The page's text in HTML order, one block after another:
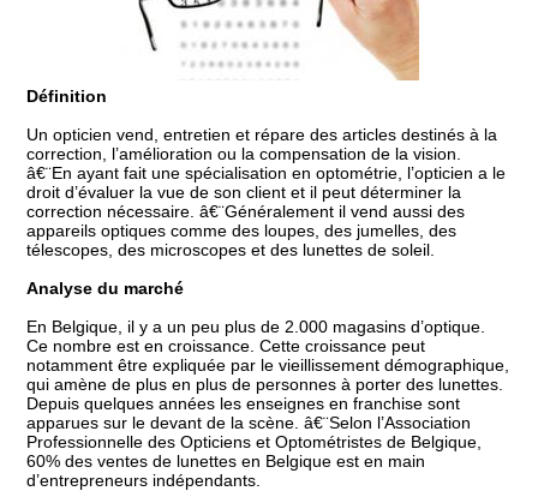
Définition
Un opticien vend, entretien et répare des articles destinés à la
correction, l’amélioration ou la compensation de la vision.
â€¨En ayant fait une spécialisation en optométrie, l’opticien a le
droit d’évaluer la vue de son client et il peut déterminer la
correction nécessaire. â€¨Généralement il vend aussi des
appareils optiques comme des loupes, des jumelles, des
télescopes, des microscopes et des lunettes de soleil.
Analyse du marché
En Belgique, il y a un peu plus de 2.000 magasins d’optique.
Ce nombre est en croissance. Cette croissance peut
notamment être expliquée par le vieillissement démographique,
qui amène de plus en plus de personnes à porter des lunettes.
Depuis quelques années les enseignes en franchise sont
apparues sur le devant de la scène. â€¨Selon l’Association
Professionnelle des Opticiens et Optométristes de Belgique,
60% des ventes de lunettes en Belgique est en main
d’entrepreneurs indépendants.